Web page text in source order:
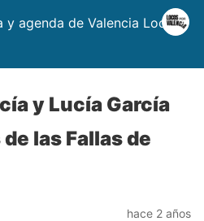
y agenda de Valencia Locos
y Lucía García
las Fallas de
hace 2 años